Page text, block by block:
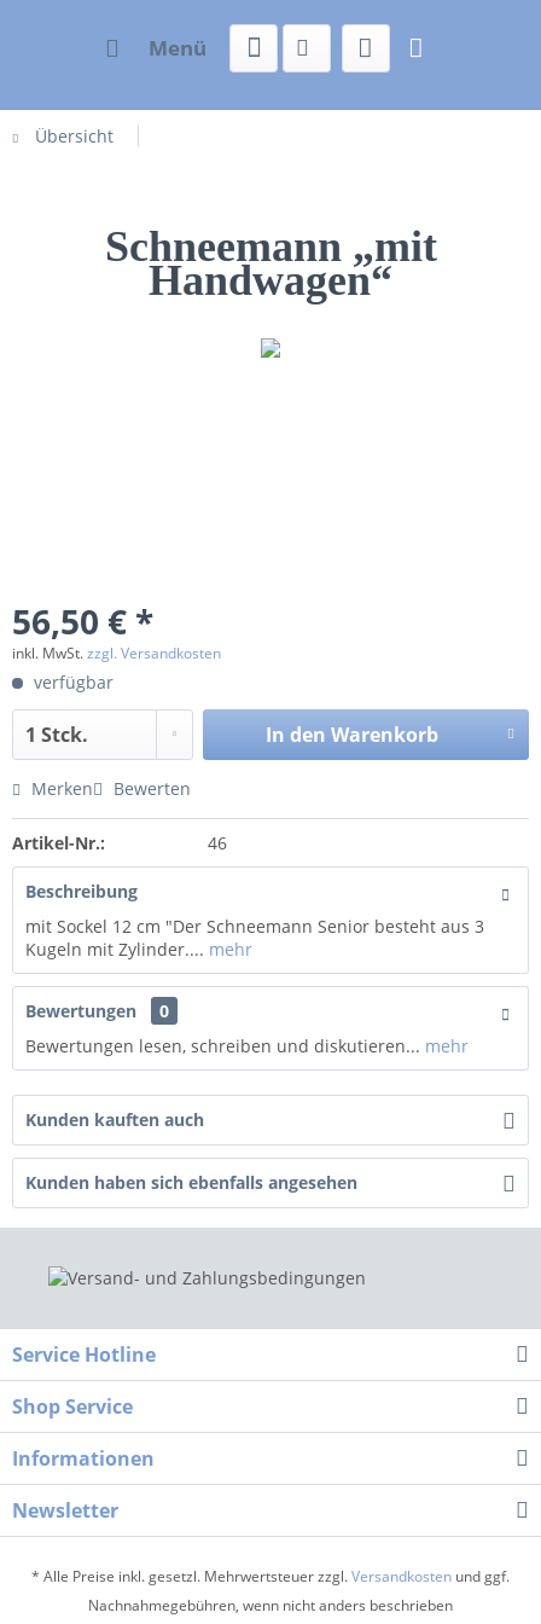
Menü
Übersicht
Schneemann „mit
Handwagen“
56,50 € *
inkl. MwSt.zzgl. Versandkosten
verfügbar
In den Warenkorb
Merken Bewerten
Artikel-Nr.: 46
Beschreibung
mit Sockel 12 cm "Der Schneemann Senior besteht aus 3
Kugeln mit Zylinder.... mehr
Bewertungen
0
Bewertungen lesen, schreiben und diskutieren... mehr
Kunden kauften auch
Kunden haben sich ebenfalls angesehen
Service Hotline
Shop Service
Informationen
Newsletter
* Alle Preise inkl. gesetzl. Mehrwertsteuer zzgl.Versandkosten und ggf.
Nachnahmegebühren, wenn nicht anders beschrieben